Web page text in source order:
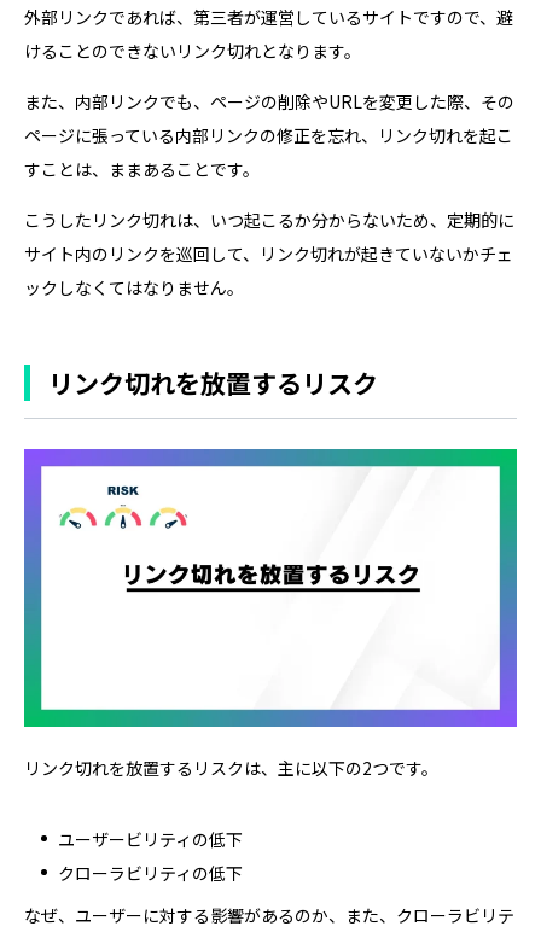
外部リンクであれば、第三者が運営しているサイトですので、避
けることのできないリンク切れとなります。
また、内部リンクでも、ページの削除やURLを変更した際、その
ページに張っている内部リンクの修正を忘れ、リンク切れを起こ
すことは、ままあることです。
こうしたリンク切れは、いつ起こるか分からないため、定期的に
サイト内のリンクを巡回して、リンク切れが起きていないかチェ
ックしなくてはなりません。
リンク切れを放置するリスク
リンク切れを放置するリスクは、主に以下の2つです。
ユーザービリティの低下
クローラビリティの低下
なぜ、ユーザーに対する影響があるのか、また、クローラビリテ